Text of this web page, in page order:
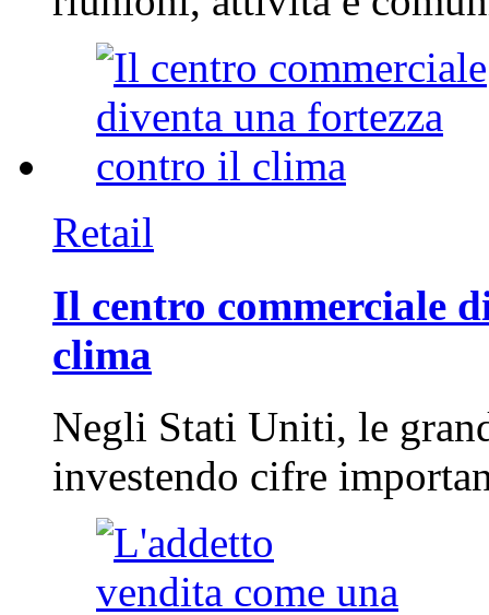
Retail
Il centro commerciale
clima
Negli Stati Uniti, le
investendo cifre